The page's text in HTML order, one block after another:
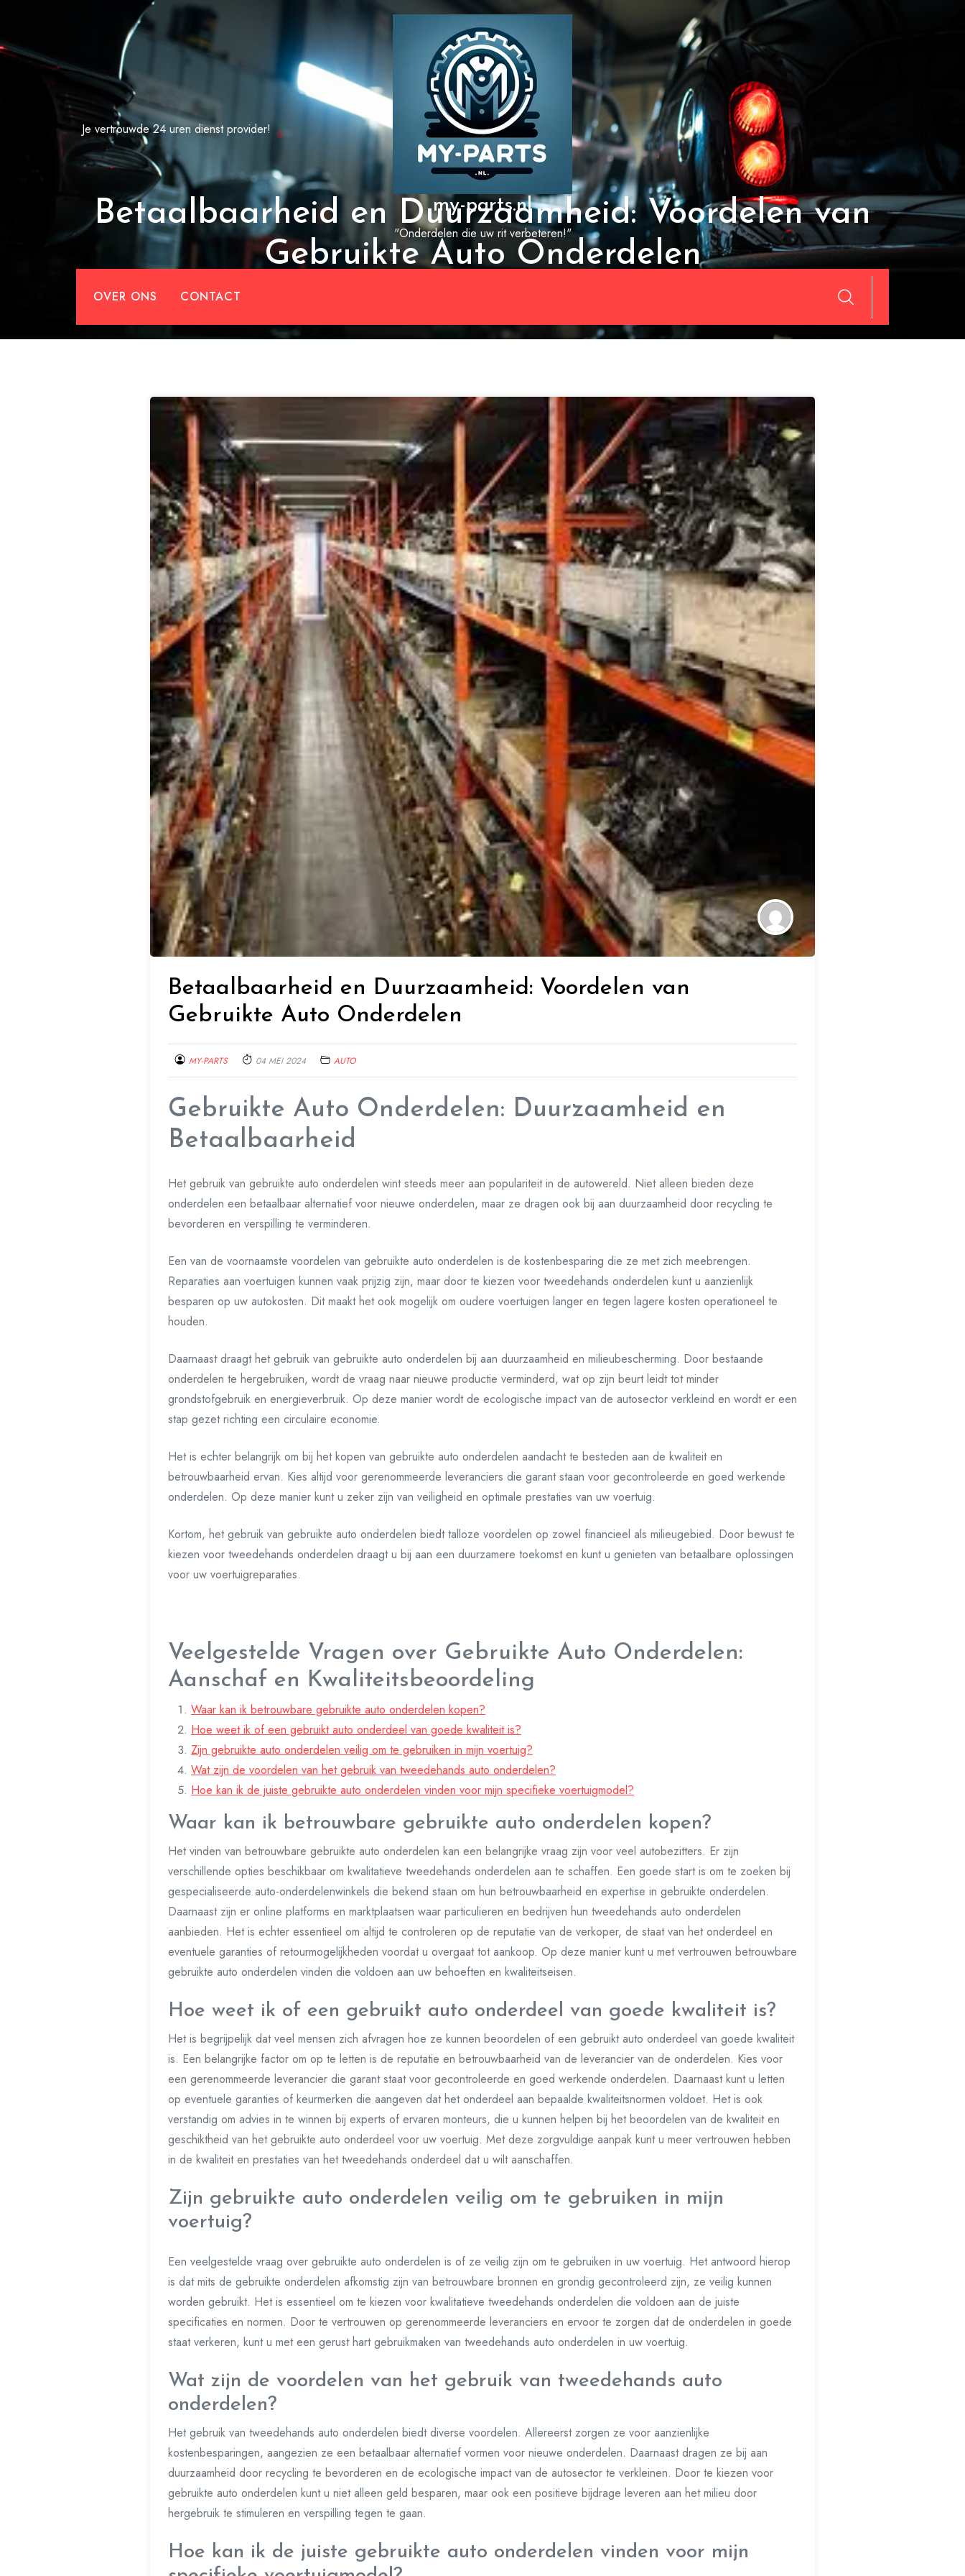
de
Je vertrouwde 24 uren dienst provider!
my-parts.nl
"Onderdelen die uw rit verbeteren!"
OVER ONS CONTACT
Betaalbaarheid en Duurzaamheid: Voordelen van
Gebruikte Auto Onderdelen
Betaalbaarheid en Duurzaamheid: Voordelen van
Gebruikte Auto Onderdelen
MY-PARTS 04 MEI 2024 AUTO
Gebruikte Auto Onderdelen: Duurzaamheid en
Betaalbaarheid
Het gebruik van gebruikte auto onderdelen wint steeds meer aan populariteit in de autowereld. Niet alleen bieden deze
onderdelen een betaalbaar alternatief voor nieuwe onderdelen, maar ze dragen ook bij aan duurzaamheid door recycling te
bevorderen en verspilling te verminderen.
Een van de voornaamste voordelen van gebruikte auto onderdelen is de kostenbesparing die ze met zich meebrengen.
Reparaties aan voertuigen kunnen vaak prijzig zijn, maar door te kiezen voor tweedehands onderdelen kunt u aanzienlijk
besparen op uw autokosten. Dit maakt het ook mogelijk om oudere voertuigen langer en tegen lagere kosten operationeel te
houden.
Daarnaast draagt het gebruik van gebruikte auto onderdelen bij aan duurzaamheid en milieubescherming. Door bestaande
onderdelen te hergebruiken, wordt de vraag naar nieuwe productie verminderd, wat op zijn beurt leidt tot minder
grondstofgebruik en energieverbruik. Op deze manier wordt de ecologische impact van de autosector verkleind en wordt er een
stap gezet richting een circulaire economie.
Het is echter belangrijk om bij het kopen van gebruikte auto onderdelen aandacht te besteden aan de kwaliteit en
betrouwbaarheid ervan. Kies altijd voor gerenommeerde leveranciers die garant staan voor gecontroleerde en goed werkende
onderdelen. Op deze manier kunt u zeker zijn van veiligheid en optimale prestaties van uw voertuig.
Kortom, het gebruik van gebruikte auto onderdelen biedt talloze voordelen op zowel financieel als milieugebied. Door bewust te
kiezen voor tweedehands onderdelen draagt u bij aan een duurzamere toekomst en kunt u genieten van betaalbare oplossingen
voor uw voertuigreparaties.
Veelgestelde Vragen over Gebruikte Auto Onderdelen:
Aanschaf en Kwaliteitsbeoordeling
Waar kan ik betrouwbare gebruikte auto onderdelen kopen?
Hoe weet ik of een gebruikt auto onderdeel van goede kwaliteit is?
Zijn gebruikte auto onderdelen veilig om te gebruiken in mijn voertuig?
Wat zijn de voordelen van het gebruik van tweedehands auto onderdelen?
Hoe kan ik de juiste gebruikte auto onderdelen vinden voor mijn specifieke voertuigmodel?
Waar kan ik betrouwbare gebruikte auto onderdelen kopen?
Het vinden van betrouwbare gebruikte auto onderdelen kan een belangrijke vraag zijn voor veel autobezitters. Er zijn
verschillende opties beschikbaar om kwalitatieve tweedehands onderdelen aan te schaffen. Een goede start is om te zoeken bij
gespecialiseerde auto-onderdelenwinkels die bekend staan om hun betrouwbaarheid en expertise in gebruikte onderdelen.
Daarnaast zijn er online platforms en marktplaatsen waar particulieren en bedrijven hun tweedehands auto onderdelen
aanbieden. Het is echter essentieel om altijd te controleren op de reputatie van de verkoper, de staat van het onderdeel en
eventuele garanties of retourmogelijkheden voordat u overgaat tot aankoop. Op deze manier kunt u met vertrouwen betrouwbare
gebruikte auto onderdelen vinden die voldoen aan uw behoeften en kwaliteitseisen.
Hoe weet ik of een gebruikt auto onderdeel van goede kwaliteit is?
Het is begrijpelijk dat veel mensen zich afvragen hoe ze kunnen beoordelen of een gebruikt auto onderdeel van goede kwaliteit
is. Een belangrijke factor om op te letten is de reputatie en betrouwbaarheid van de leverancier van de onderdelen. Kies voor
een gerenommeerde leverancier die garant staat voor gecontroleerde en goed werkende onderdelen. Daarnaast kunt u letten
op eventuele garanties of keurmerken die aangeven dat het onderdeel aan bepaalde kwaliteitsnormen voldoet. Het is ook
verstandig om advies in te winnen bij experts of ervaren monteurs, die u kunnen helpen bij het beoordelen van de kwaliteit en
geschiktheid van het gebruikte auto onderdeel voor uw voertuig. Met deze zorgvuldige aanpak kunt u meer vertrouwen hebben
in de kwaliteit en prestaties van het tweedehands onderdeel dat u wilt aanschaffen.
Zijn gebruikte auto onderdelen veilig om te gebruiken in mijn
voertuig?
Een veelgestelde vraag over gebruikte auto onderdelen is of ze veilig zijn om te gebruiken in uw voertuig. Het antwoord hierop
is dat mits de gebruikte onderdelen afkomstig zijn van betrouwbare bronnen en grondig gecontroleerd zijn, ze veilig kunnen
worden gebruikt. Het is essentieel om te kiezen voor kwalitatieve tweedehands onderdelen die voldoen aan de juiste
specificaties en normen. Door te vertrouwen op gerenommeerde leveranciers en ervoor te zorgen dat de onderdelen in goede
staat verkeren, kunt u met een gerust hart gebruikmaken van tweedehands auto onderdelen in uw voertuig.
Wat zijn de voordelen van het gebruik van tweedehands auto
onderdelen?
Het gebruik van tweedehands auto onderdelen biedt diverse voordelen. Allereerst zorgen ze voor aanzienlijke
kostenbesparingen, aangezien ze een betaalbaar alternatief vormen voor nieuwe onderdelen. Daarnaast dragen ze bij aan
duurzaamheid door recycling te bevorderen en de ecologische impact van de autosector te verkleinen. Door te kiezen voor
gebruikte auto onderdelen kunt u niet alleen geld besparen, maar ook een positieve bijdrage leveren aan het milieu door
hergebruik te stimuleren en verspilling tegen te gaan.
Hoe kan ik de juiste gebruikte auto onderdelen vinden voor mijn